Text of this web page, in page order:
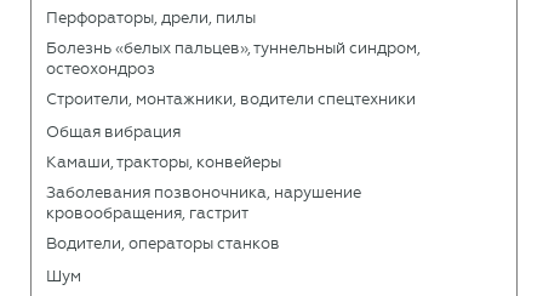
Перфораторы, дрели, пилы
Болезнь «белых пальцев», туннельный синдром,
остеохондроз
Строители, монтажники, водители спецтехники
Общая вибрация
Камаши, тракторы, конвейеры
Заболевания позвоночника, нарушение
кровообращения, гастрит
Водители, операторы станков
Шум